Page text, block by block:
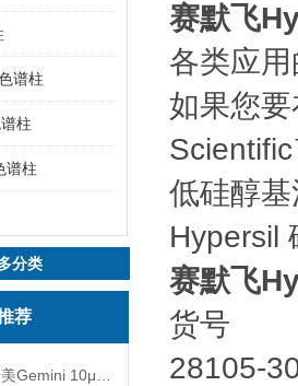
谱柱
柱
谱柱
分类
荐
赛默飞
各类应
如果您
低硅醇
Hypersil
赛默飞
货号 长
28105-